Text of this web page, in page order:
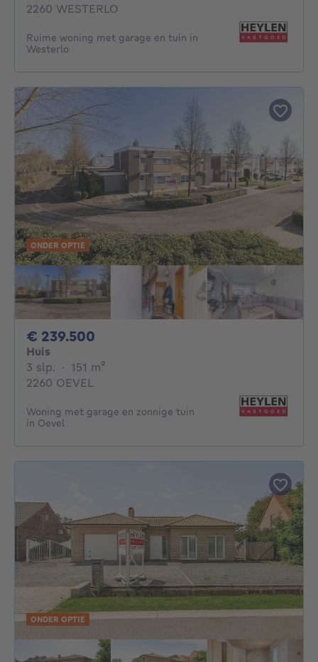
2260 WESTERLO
Ruime woning met garage en tuin in
Westerlo
ONDER OPTIE
€ 239.500
Huis
3 slp. 3 slaapkamers
· 151 m²
2260 OEVEL
Woning met garage en zonnige tuin
in Oevel
ONDER OPTIE